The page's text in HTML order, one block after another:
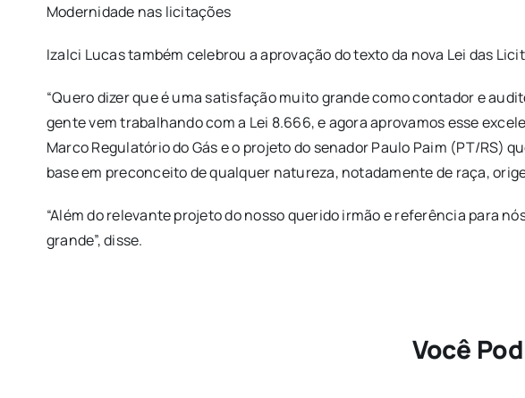
Modernidade nas licitações
Izalci Lucas também celebrou a aprovação do texto da nova Lei das
“Quero dizer que é uma satisfação muito grande como contador e
gente vem trabalhando com a Lei 8.666, e agora aprovamos esse
Marco Regulatório do Gás e o projeto do senador Paulo Paim (PT/
base em preconceito de qualquer natureza, notadamente de raça,
“Além do relevante projeto do nosso querido irmão e referência para
grande”, disse.
Você